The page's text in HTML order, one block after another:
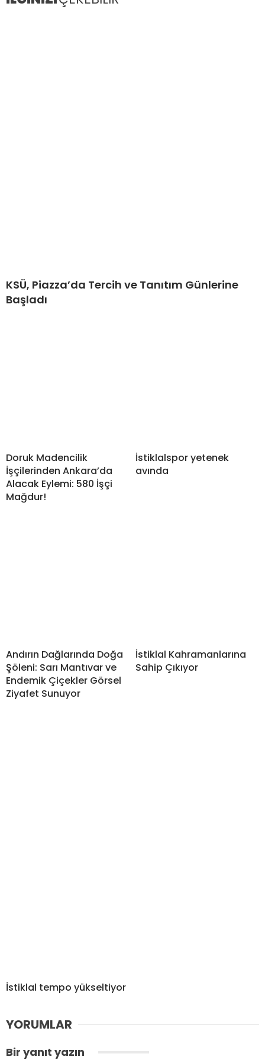
KSÜ, Piazza’da Tercih ve Tanıtım Günlerine
Başladı
Doruk Madencilik
İşçilerinden Ankara’da
Alacak Eylemi: 580 İşçi
Mağdur!
İstiklalspor yetenek
avında
Andırın Dağlarında Doğa
Şöleni: Sarı Mantıvar ve
Endemik Çiçekler Görsel
Ziyafet Sunuyor
İstiklal Kahramanlarına
Sahip Çıkıyor
İstiklal tempo yükseltiyor
YORUMLAR
Bir yanıt yazın